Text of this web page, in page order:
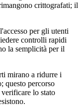
crittografati; il
per gli utenti
controlli rapidi
la semplicità per il
mirano a ridurre i
questo percorso
lo stato